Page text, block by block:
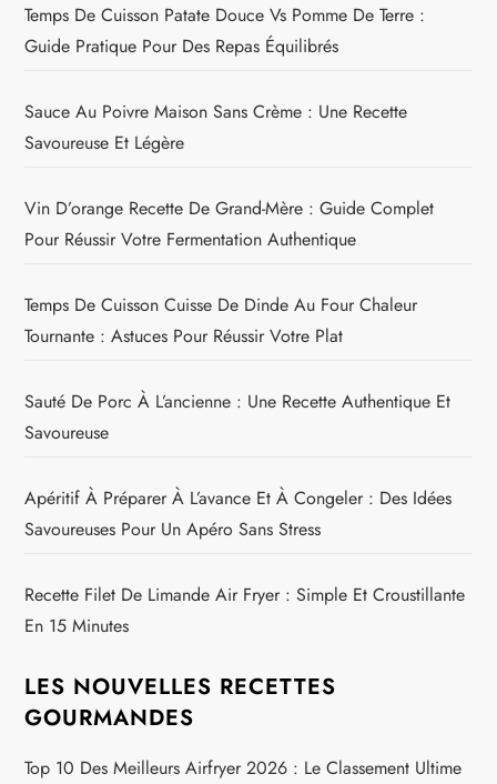
Temps De Cuisson Patate Douce Vs Pomme De Terre :
Guide Pratique Pour Des Repas Équilibrés
Sauce Au Poivre Maison Sans Crème : Une Recette
Savoureuse Et Légère
Vin D’orange Recette De Grand-Mère : Guide Complet
Pour Réussir Votre Fermentation Authentique
Temps De Cuisson Cuisse De Dinde Au Four Chaleur
Tournante : Astuces Pour Réussir Votre Plat
Sauté De Porc À L’ancienne : Une Recette Authentique Et
Savoureuse
Apéritif À Préparer À L’avance Et À Congeler : Des Idées
Savoureuses Pour Un Apéro Sans Stress
Recette Filet De Limande Air Fryer : Simple Et Croustillante
En 15 Minutes
LES NOUVELLES RECETTES
GOURMANDES
Top 10 Des Meilleurs Airfryer 2026 : Le Classement Ultime